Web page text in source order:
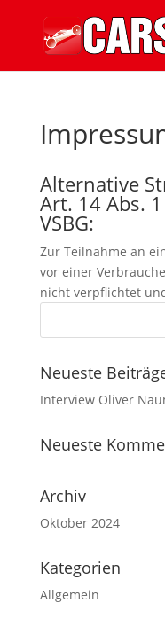
Alternative
Art. 14 Abs.
VSBG:
Zur Teilnahme an
vor einer
nicht verpflichtet
Neueste
Interview Oliver
Neueste
Archiv
Oktober 2024
Kategorien
Allgemein